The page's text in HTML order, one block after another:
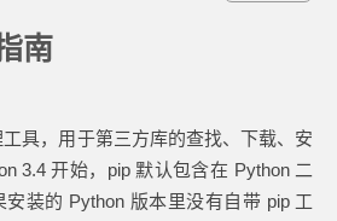
南
具，用于第三方库的查找、下载、安
3.4 开始，pip 默认包含在 Python 二
装的 Python 版本里没有自带 pip 工